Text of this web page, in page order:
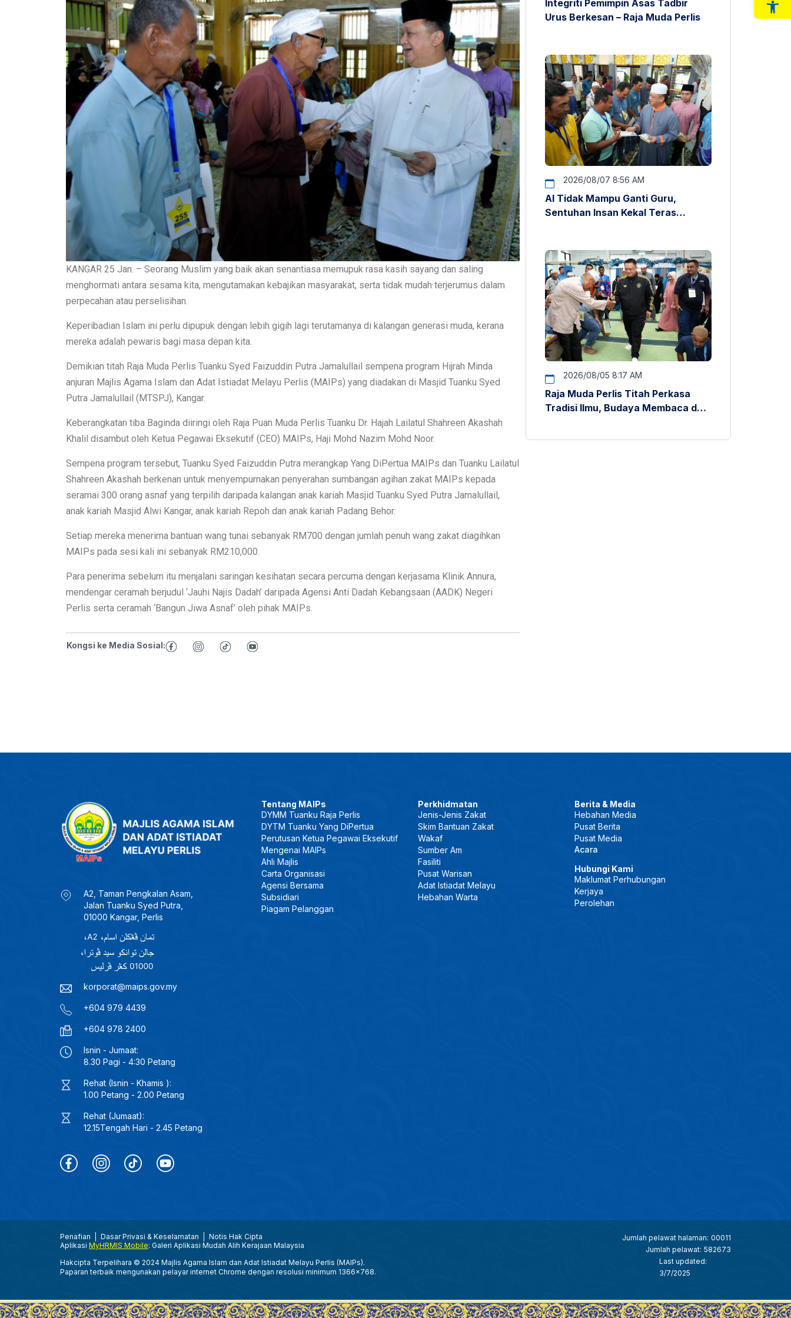
KANGAR 25 Jan. – Seorang Muslim yang baik akan senantiasa memupuk rasa kasih sayang dan saling
menghormati antara sesama kita, mengutamakan kebajikan masyarakat, serta tidak mudah terjerumus dalam
perpecahan atau perselisihan.
Keperibadian Islam ini perlu dipupuk dengan lebih gigih lagi terutamanya di kalangan generasi muda, kerana
mereka adalah pewaris bagi masa depan kita.
Demikian titah Raja Muda Perlis Tuanku Syed Faizuddin Putra Jamalullail sempena program Hijrah Minda
anjuran Majlis Agama Islam dan Adat Istiadat Melayu Perlis (MAIPs) yang diadakan di Masjid Tuanku Syed
Putra Jamalullail (MTSPJ), Kangar.
Keberangkatan tiba Baginda diiringi oleh Raja Puan Muda Perlis Tuanku Dr. Hajah Lailatul Shahreen Akashah
Khalil disambut oleh Ketua Pegawai Eksekutif (CEO) MAIPs, Haji Mohd Nazim Mohd Noor.
Sempena program tersebut, Tuanku Syed Faizuddin Putra merangkap Yang DiPertua MAIPs dan Tuanku Lailatul
Shahreen Akashah berkenan untuk menyempurnakan penyerahan sumbangan agihan zakat MAIPs kepada
seramai 300 orang asnaf yang terpilih daripada kalangan anak kariah Masjid Tuanku Syed Putra Jamalullail,
anak kariah Masjid Alwi Kangar, anak kariah Repoh dan anak kariah Padang Behor.
Setiap mereka menerima bantuan wang tunai sebanyak RM700 dengan jumlah penuh wang zakat diagihkan
MAIPs pada sesi kali ini sebanyak RM210,000.
Para penerima sebelum itu menjalani saringan kesihatan secara percuma dengan kerjasama Klinik Annura,
mendengar ceramah berjudul ‘Jauhi Najis Dadah’ daripada Agensi Anti Dadah Kebangsaan (AADK) Negeri
Perlis serta ceramah ‘Bangun Jiwa Asnaf’ oleh pihak MAIPs.
Kongsi ke Media Sosial:
Integriti Pemimpin Asas Tadbir
Urus Berkesan – Raja Muda Perlis
2026/08/07 8:56 AM
AI Tidak Mampu Ganti Guru,
Sentuhan Insan Kekal Teras
2026/08/05 8:17 AM
Raja Muda Perlis Titah Perkasa
Tradisi Ilmu, Budaya Membaca dan
A2, Taman Pengkalan Asam,
Jalan Tuanku Syed Putra,
01000 Kangar, Perlis
korporat@maips.gov.my
+604 979 4439
+604 978 2400
Isnin - Jumaat:
8.30 Pagi - 4:30 Petang
Rehat (Isnin - Khamis ):
1.00 Petang - 2.00 Petang
Rehat (Jumaat):
12.15Tengah Hari - 2.45 Petang
Tentang MAIPs
DYMM Tuanku Raja Perlis
DYTM Tuanku Yang DiPertua
Perutusan Ketua Pegawai Eksekutif
Mengenai MAIPs
Ahli Majlis
Carta Organisasi
Agensi Bersama
Subsidiari
Piagam Pelanggan
Perkhidmatan
Jenis-Jenis Zakat
Skim Bantuan Zakat
Wakaf
Sumber Am
Fasiliti
Pusat Warisan
Adat Istiadat Melayu
Hebahan Warta
Berita & Media
Hebahan Media
Pusat Berita
Pusat Media
Acara
Hubungi Kami
Maklumat Perhubungan
Kerjaya
Perolehan
Penafian Dasar Privasi & Keselamatan
Notis Hak Cipta
Aplikasi MyHRMIS Mobile: Galeri Aplikasi Mudah Alih Kerajaan Malaysia
Hakcipta Terpelihara © 2024 Majlis Agama Islam dan Adat Istiadat Melayu Perlis (MAIPs).
Paparan terbaik mengunakan pelayar internet Chrome dengan resolusi minimum 1366x768.
Jumlah pelawat halaman: 00011
Jumlah pelawat: 582673
Last updated:
3/7/2025